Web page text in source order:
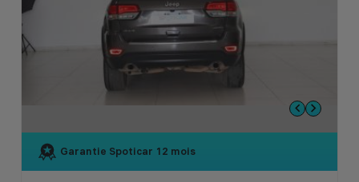
Garantie Spoticar 12 mois